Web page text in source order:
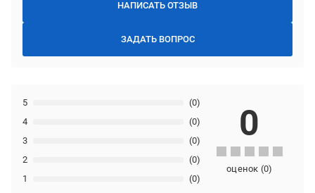
НАПИСАТЬ ОТЗЫВ
ЗАДАТЬ ВОПРОС
1 (0)
2 (0)
3 (0)
4 (0)
5 (0)
0
оценок (0)